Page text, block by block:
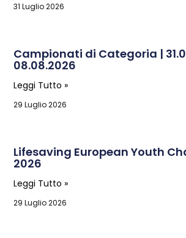
31 Luglio 2026
Campionati di Categoria |
08.08.2026
Leggi Tutto »
29 Luglio 2026
Lifesaving European Youth
2026
Leggi Tutto »
29 Luglio 2026